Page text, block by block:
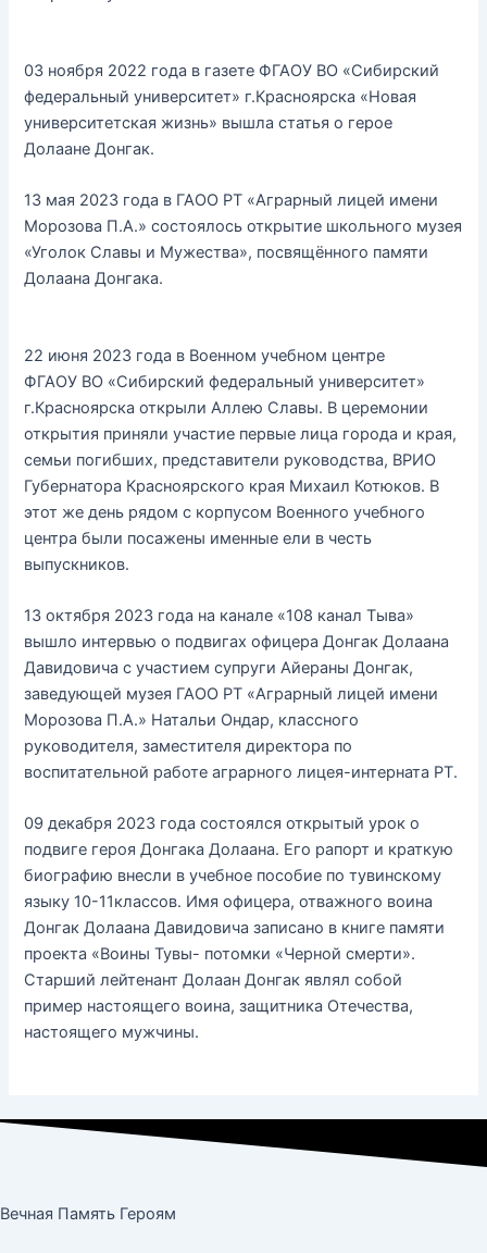
03 ноября 2022 года в газете ФГАОУ ВО «Сибирский
федеральный университет» г.Красноярска «Новая
университетская жизнь» вышла статья о герое
Долаане Донгак.
13 мая 2023 года в ГАОО РТ «Аграрный лицей имени
Морозова П.А.» состоялось открытие школьного музея
«Уголок Славы и Мужества», посвящённого памяти
Долаана Донгака.
22 июня 2023 года в Военном учебном центре
ФГАОУ ВО «Сибирский федеральный университет»
г.Красноярска открыли Аллею Славы. В церемонии
открытия приняли участие первые лица города и края,
семьи погибших, представители руководства, ВРИО
Губернатора Красноярского края Михаил Котюков. В
этот же день рядом с корпусом Военного учебного
центра были посажены именные ели в честь
выпускников.
13 октября 2023 года на канале «108 канал Тыва»
вышло интервью о подвигах офицера Донгак Долаана
Давидовича с участием супруги Айераны Донгак,
заведующей музея ГАОО РТ «Аграрный лицей имени
Морозова П.А.» Натальи Ондар, классного
руководителя, заместителя директора по
воспитательной работе аграрного лицея-интерната РТ.
09 декабря 2023 года состоялся открытый урок о
подвиге героя Донгака Долаана. Его рапорт и краткую
биографию внесли в учебное пособие по тувинскому
языку 10-11классов. Имя офицера, отважного воина
Донгак Долаана Давидовича записано в книге памяти
проекта «Воины Тувы- потомки «Черной смерти».
Старший лейтенант Долаан Донгак являл собой
пример настоящего воина, защитника Отечества,
настоящего мужчины.
Вечная Память Героям